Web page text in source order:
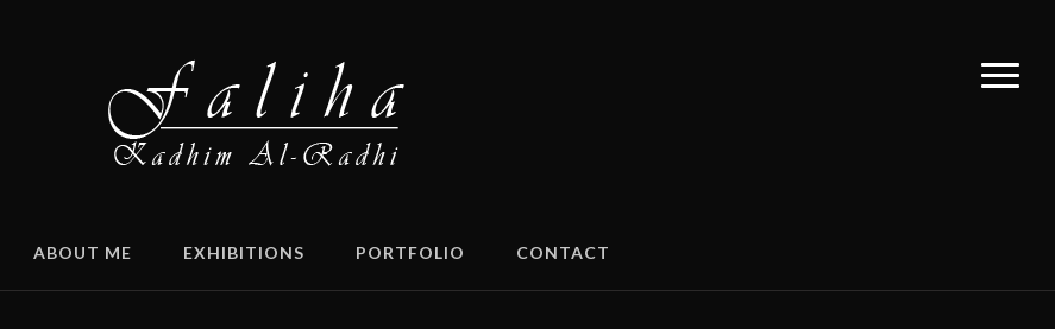
ABOUT ME EXHIBITIONS PORTFOLIO CONTACT